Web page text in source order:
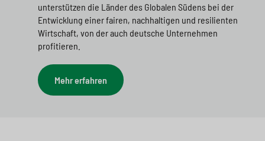
unterstützen die Länder des Globalen Südens bei der
Entwicklung einer fairen, nachhaltigen und resilienten
Wirtschaft, von der auch deutsche Unternehmen
profitieren.
Mehr erfahren